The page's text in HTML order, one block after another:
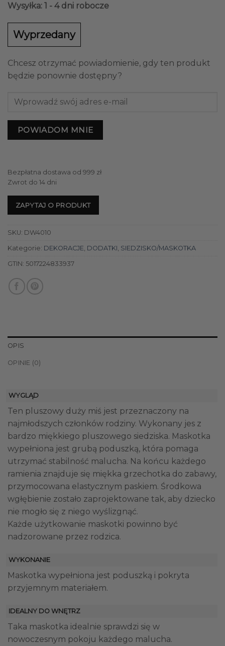
Wysyłka: 1 - 4 dni robocze
Wyprzedany
Chcesz otrzymać powiadomienie, gdy ten produkt
będzie ponownie dostępny?
POWIADOM MNIE
Bezpłatna dostawa od 999 zł
Zwrot do 14 dni
ZAPYTAJ O PRODUKT
SKU: DW4010
Kategorie: DEKORACJE, DODATKI, SIEDZISKO/MASKOTKA
GTIN: 5017224833937
OPIS
OPINIE (0)
WYGLĄD
Ten pluszowy duży miś jest przeznaczony na
najmłodszych członków rodziny. Wykonany jes z
bardzo miękkiego pluszowego siedziska. Maskotka
wypełniona jest grubą poduszką, która pomaga
utrzymać stabilność malucha. Na końcu każdego
ramienia znajduje się miękka grzechotka do zabawy,
przymocowana elastycznym paskiem. Środkowa
wgłębienie zostało zaprojektowane tak, aby dziecko
nie mogło się z niego wyślizgnąć.
Każde użytkowanie maskotki powinno być
nadzorowane przez rodzica.
WYKONANIE
Maskotka wypełniona jest poduszką i pokryta
przyjemnym materiałem.
IDEALNY DO WNĘTRZ
Taka maskotka idealnie sprawdzi się w
nowoczesnym pokoju każdego malucha.